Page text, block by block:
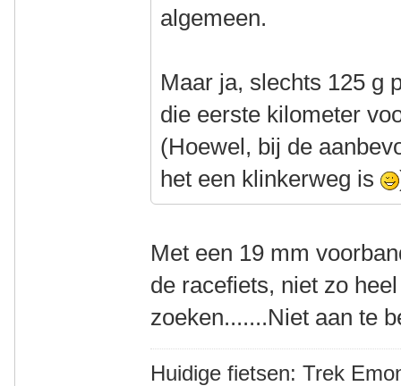
algemeen.
Maar ja, slechts 125 g
die eerste kilometer
(Hoewel, bij de
het een klinkerweg is
Met een 19 mm
de racefiets, niet zo
zoeken.......Niet aan te
Huidige fietsen: Trek